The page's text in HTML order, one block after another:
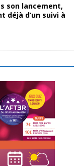
son lancement,
déjà d’un suivi à